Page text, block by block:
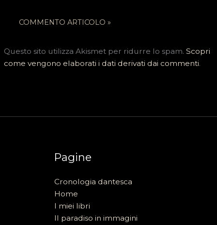
Questo sito utilizza Akismet per ridurre lo spam.Scopri
come vengono elaborati i dati derivati dai commenti.
Pagine
Cronologia dantesca
Home
I miei libri
Il paradiso in immagini